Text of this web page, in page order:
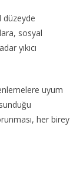
düzeyde
sosyal
yıkıcı
uyum
her birey